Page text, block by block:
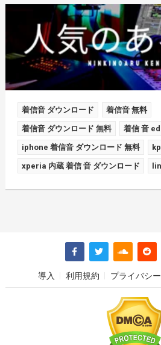
着信音 ダウンロード 着信音 無料
着信音 ダウンロード 無料 着信 音
iphone 着信音 ダウンロード 無料
xperia 内蔵 着信 音 ダウンロード
導入 利用規約 プライバシ